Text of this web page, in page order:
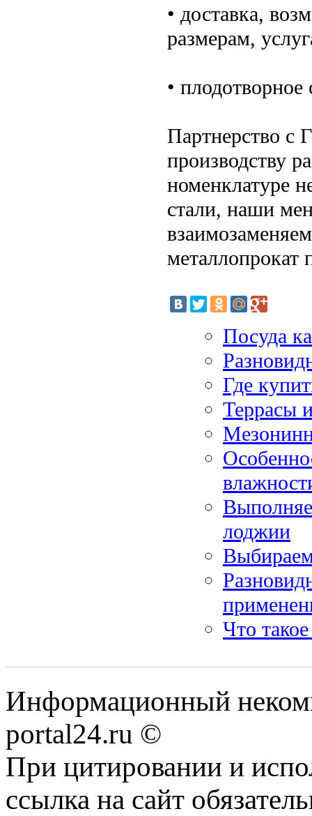
• доставка,
размерам,
• плодотворное
Партнерство с
производству
номенклатуре
стали, наши
металлопрокат
Посуда
Где
Террасы
лоджии
Что
Информационный
portal24.ru ©
При цитировании и
ссылка на сайт